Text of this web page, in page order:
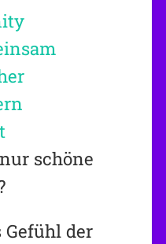
schöne
Gefühl der